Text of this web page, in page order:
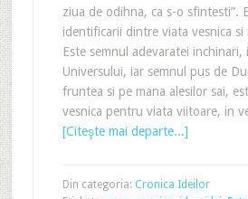
ziua de odihna, ca s-o sfintesti”.
identificarii dintre viata vesnica si
Este semnul adevaratei inchinari,
Universului, iar semnul pus de
fruntea si pe mana alesilor sai,
vesnica pentru viata viitoare, in
[Citeşte mai departe...]
Din categoria: Cronica Ideilor